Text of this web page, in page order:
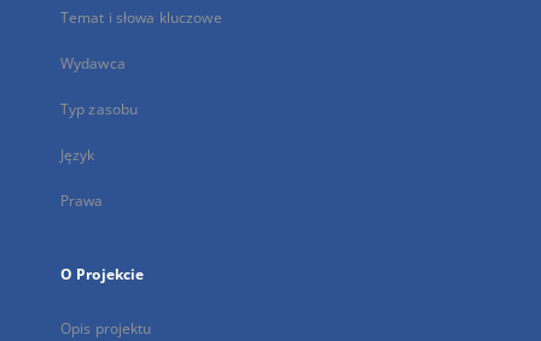
Temat i słowa kluczowe
Wydawca
Typ zasobu
Język
Prawa
O Projekcie
Opis projektu